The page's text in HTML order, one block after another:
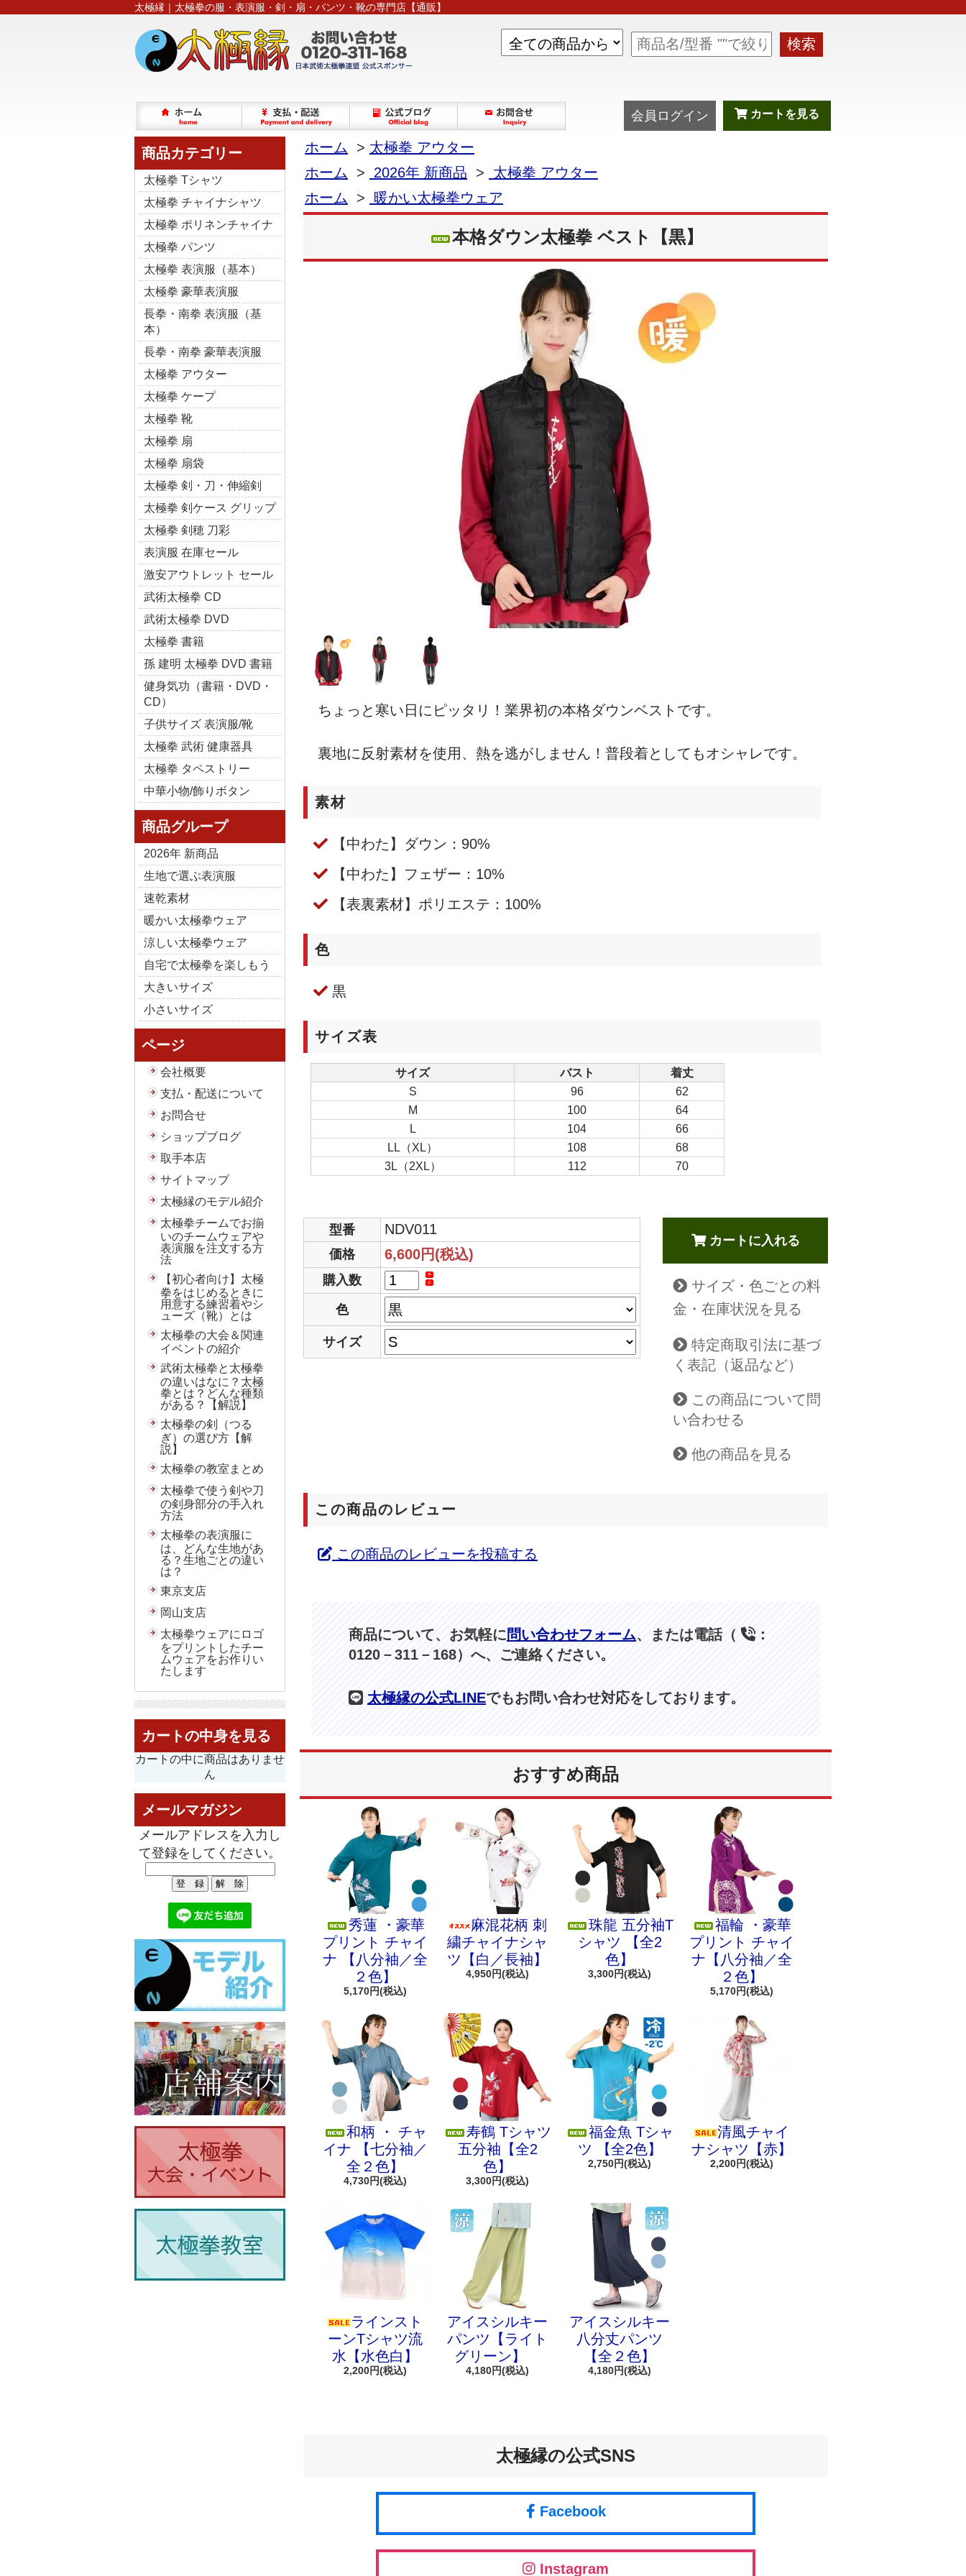
太極縁｜太極拳の服・表演服・剣・扇・パンツ・靴の専門店【通販】
検索
会員ログイン カートを見る
商品カテゴリー
太極拳 Tシャツ
太極拳 チャイナシャツ
太極拳 ポリネンチャイナ
太極拳 パンツ
太極拳 表演服（基本）
太極拳 豪華表演服
長拳・南拳 表演服（基
本）
長拳・南拳 豪華表演服
太極拳 アウター
太極拳 ケープ
太極拳 靴
太極拳 扇
太極拳 扇袋
太極拳 剣・刀・伸縮剣
太極拳 剣ケース グリップ
太極拳 剣穂 刀彩
表演服 在庫セール
激安アウトレット セール
武術太極拳 CD
武術太極拳 DVD
太極拳 書籍
孫 建明 太極拳 DVD 書籍
健身気功（書籍・DVD・
CD）
子供サイズ 表演服/靴
太極拳 武術 健康器具
太極拳 タペストリー
中華小物/飾りボタン
商品グループ
2026年 新商品
生地で選ぶ表演服
速乾素材
暖かい太極拳ウェア
涼しい太極拳ウェア
自宅で太極拳を楽しもう
大きいサイズ
小さいサイズ
ページ
会社概要
支払・配送について
お問合せ
ショップブログ
取手本店
サイトマップ
太極縁のモデル紹介
太極拳チームでお揃
いのチームウェアや
表演服を注文する方
法
【初心者向け】太極
拳をはじめるときに
用意する練習着やシ
ューズ（靴）とは
太極拳の大会＆関連
イベントの紹介
武術太極拳と太極拳
の違いはなに？太極
拳とは？どんな種類
がある？【解説】
太極拳の剣（つる
ぎ）の選び方【解
説】
太極拳の教室まとめ
太極拳で使う剣や刀
の剣身部分の手入れ
方法
太極拳の表演服に
は、どんな生地があ
る？生地ごとの違い
は？
東京支店
岡山支店
太極拳ウェアにロゴ
をプリントしたチー
ムウェアをお作りい
たします
カートの中身を見る
カートの中に商品はありませ
ん
メールマガジン
メールアドレスを入力し
て登録をしてください。
ホーム > 太極拳 アウター
ホーム > 2026年 新商品 >
太極拳 アウター
ホーム > 暖かい太極拳ウェア
本格ダウン太極拳 ベスト【黒】
ちょっと寒い日にピッタリ！業界初の本格ダウンベストです。
裏地に反射素材を使用、熱を逃がしません！普段着としてもオシャレです。
素材
【中わた】ダウン：90%
【中わた】フェザー：10%
【表裏素材】ポリエステ：100%
色
黒
サイズ表
サイズ バスト
着丈
S
96
62
M
100
64
L
104
66
LL（XL）
108
68
3L（2XL）
112 70
型番 NDV011
価格 6,600円(税込)
購入数
色
サイズ
カートに入れる
サイズ・色ごとの料
金・在庫状況を見る
特定商取引法に基づ
く表記（返品など）
この商品について問
い合わせる
他の商品を見る
この商品のレビュー
この商品のレビューを投稿する
商品について、お気軽に問い合わせフォーム、または電話（
：
0120－311－168）へ、ご連絡ください。
太極縁の公式LINEでもお問い合わせ対応をしております。
おすすめ商品
秀蓮 ・豪華
プリント チャイ
ナ 【八分袖／全
２色】
5,170円(税込)
麻混花柄 刺
繍チャイナシャ
ツ【白／長袖】
4,950円(税込)
珠龍 五分袖T
シャツ 【全2
色】
3,300円(税込)
福輪 ・豪華
プリント チャイ
ナ【八分袖／全
２色】
5,170円(税込)
和柄 ・ チャ
イナ 【七分袖／
全２色】
4,730円(税込)
寿鶴 Tシャツ
五分袖【全2
色】
3,300円(税込)
福金魚 Tシャ
ツ 【全2色】
2,750円(税込)
清風チャイ
ナシャツ【赤】
2,200円(税込)
ラインスト
ーンTシャツ流
水【水色白】
2,200円(税込)
アイスシルキー
パンツ【ライト
グリーン】
4,180円(税込)
アイスシルキー
八分丈パンツ
【全２色】
4,180円(税込)
太極縁の公式SNS
Facebook
Instagram